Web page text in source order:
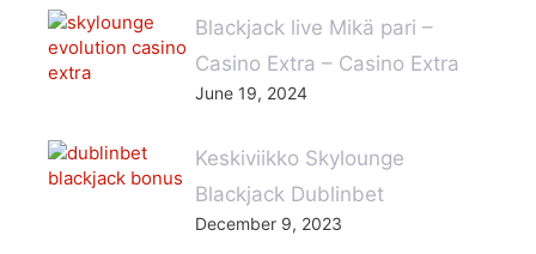
Blackjack live Mikä pari –
Casino Extra – Casino Extra
June 19, 2024
Keskiviikko Skylounge
Blackjack Dublinbet
December 9, 2023